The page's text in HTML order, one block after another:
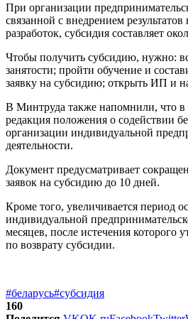
При организации
связанной с внедрением
разработок, субсидия составляет
Чтобы получить субсидию, нужно:
занятости; пройти обучение и
заявку на субсидию; открыть ИП и
В Минтруда также напомнили, что в
редакция положения о содействии
организации индивидуальной
деятельности.
Документ предусматривает
заявок на субсидию до 10 дней.
Кроме того, увеличивается период
индивидуальной
месяцев, после истечения которого
по возврату субсидии.
#беларусь#субсидия
160